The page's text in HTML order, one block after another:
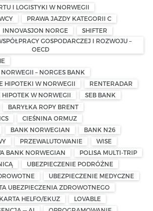
I LOGISTYKI W NORWEGII
PRAWA JAZDY KATEGORII C
INNOVASJON NORGE
SHIFTER
GOSPODARCZEJ I ROZWOJU –
OECD
– NORGES BANK
HIPOTEKI W NORWEGII
RENTERADAR
W NORWEGII
SEB BANK
BARYŁKA ROPY BRENT
CIEŚNINA ORMUZ
BANK NORWEGIAN
BANK N26
PRZEWALUTOWANIE
WISE
BANK NORWEGIAN
POLISA MULTI-TRIP
UBEZPIECZENIE PODRÓŻNE
UBEZPIECZENIE MEDYCZNE
UBEZPIECZENIA ZDROWOTNEGO
KARTA HELFO/EKUZ
LOVABLE